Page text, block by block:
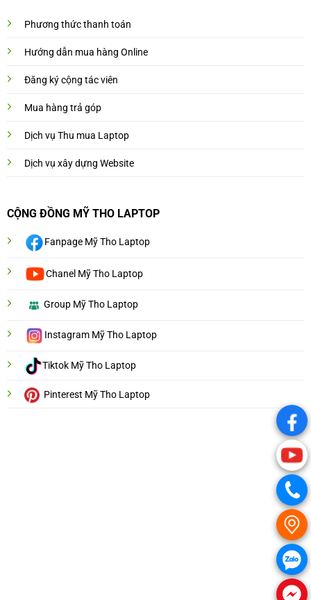
Phương thức thanh toán
Hướng dẫn mua hàng Online
Đăng ký cộng tác viên
Mua hàng trả góp
Dịch vụ Thu mua Laptop
Dịch vụ xây dựng Website
CỘNG ĐỒNG MỸ THO LAPTOP
Fanpage Mỹ Tho Laptop
Chanel Mỹ Tho Laptop
Group Mỹ Tho Laptop
Instagram Mỹ Tho Laptop
Tiktok Mỹ Tho Laptop
Pinterest Mỹ Tho Laptop
.
.
.
.
.
.